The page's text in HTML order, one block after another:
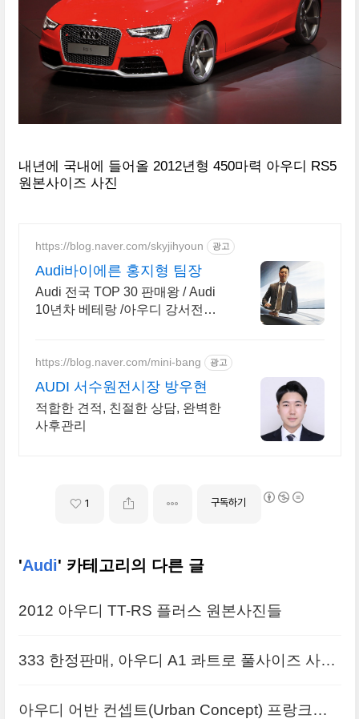
내년에 국내에 들어올 2012년형 450마력 아우디 RS5
원본사이즈 사진
https://blog.naver.com/skyjihyoun 광고
Audi바이에른 홍지형 팀장
Audi 전국 TOP 30 판매왕 / Audi
10년차 베테랑 /아우디 강서전시
https://blog.naver.com/mini-bang 광고
AUDI 서수원전시장 방우현
적합한 견적, 친절한 상담, 완벽한
사후관리
1 구독하기
'Audi' 카테고리의 다른 글
2012 아우디 TT-RS 플러스 원본사진들
333 한정판매, 아우디 A1 콰트로 풀사이즈 사진
아우디 어반 컨셉트(Urban Concept) 프랑크푸